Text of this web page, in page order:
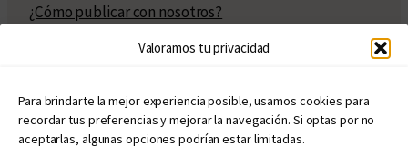
Valoramos tu privacidad
Para brindarte la mejor experiencia posible, usamos cookies para
recordar tus preferencias y mejorar la navegación. Si optas por no
aceptarlas, algunas opciones podrían estar limitadas.
¿Cómo publicar con nosotros?
Políticas de publicación
Políticas de coedición
Atribuciones